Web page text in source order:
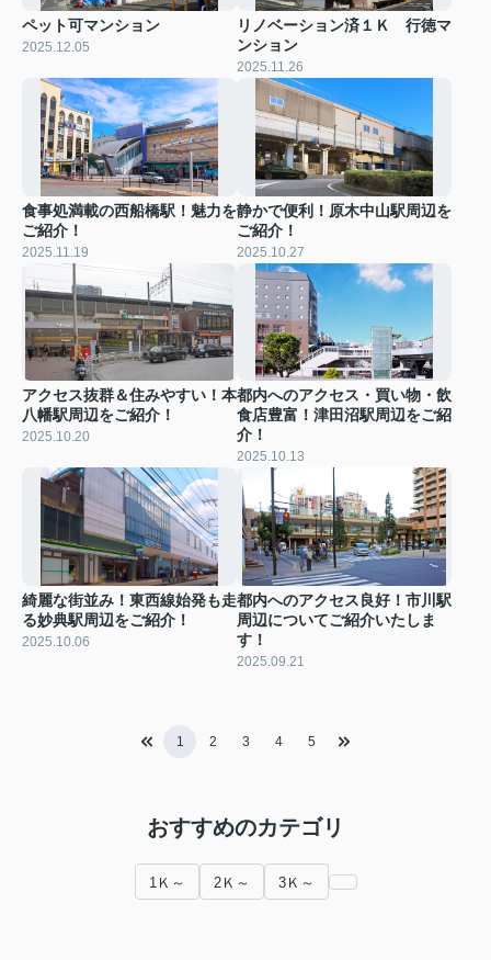
ペット可マンション
2025.12.05
リノベーション済１Ｋ 行徳マ
ンション
2025.11.26
食事処満載の西船橋駅！魅力を
ご紹介！
2025.11.19
静かで便利！原木中山駅周辺を
ご紹介！
2025.10.27
アクセス抜群＆住みやすい！本
八幡駅周辺をご紹介！
2025.10.20
都内へのアクセス・買い物・飲
食店豊富！津田沼駅周辺をご紹
介！
2025.10.13
綺麗な街並み！東西線始発も走
る妙典駅周辺をご紹介！
2025.10.06
都内へのアクセス良好！市川駅
周辺についてご紹介いたしま
す！
2025.09.21
1 2 3 4 5
おすすめのカテゴリ
1Ｋ～ 2Ｋ～ 3Ｋ～